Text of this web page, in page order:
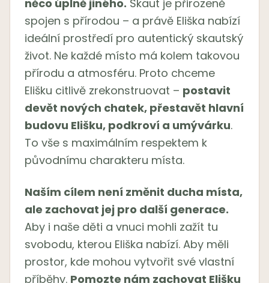
něco úplně jiného. Skaut je přirozeně
spojen s přírodou – a právě Eliška nabízí
ideální prostředí pro autentický skautský
život. Ne každé místo má kolem takovou
přírodu a atmosféru. Proto chceme
Elišku citlivě zrekonstruovat – postavit
devět nových chatek, přestavět hlavní
budovu Elišku, podkroví a umývárku.
To vše s maximálním respektem k
původnímu charakteru místa.
Naším cílem není změnit ducha místa,
ale zachovat jej pro další generace.
Aby i naše děti a vnuci mohli zažít tu
svobodu, kterou Eliška nabízí. Aby měli
prostor, kde mohou vytvořit své vlastní
příběhy. Pomozte nám zachovat Elišku